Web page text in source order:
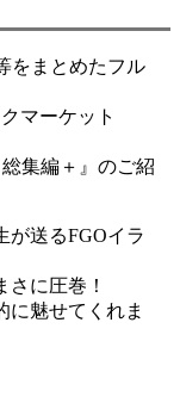
をまとめたフル
マーケット
総集編＋』のご紹
が送るFGOイラ
に圧巻！
に魅せてくれま